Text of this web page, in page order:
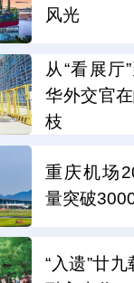
风光
从“看展厅
华外交官
枝
重庆机场
量突破
“入遗”廿